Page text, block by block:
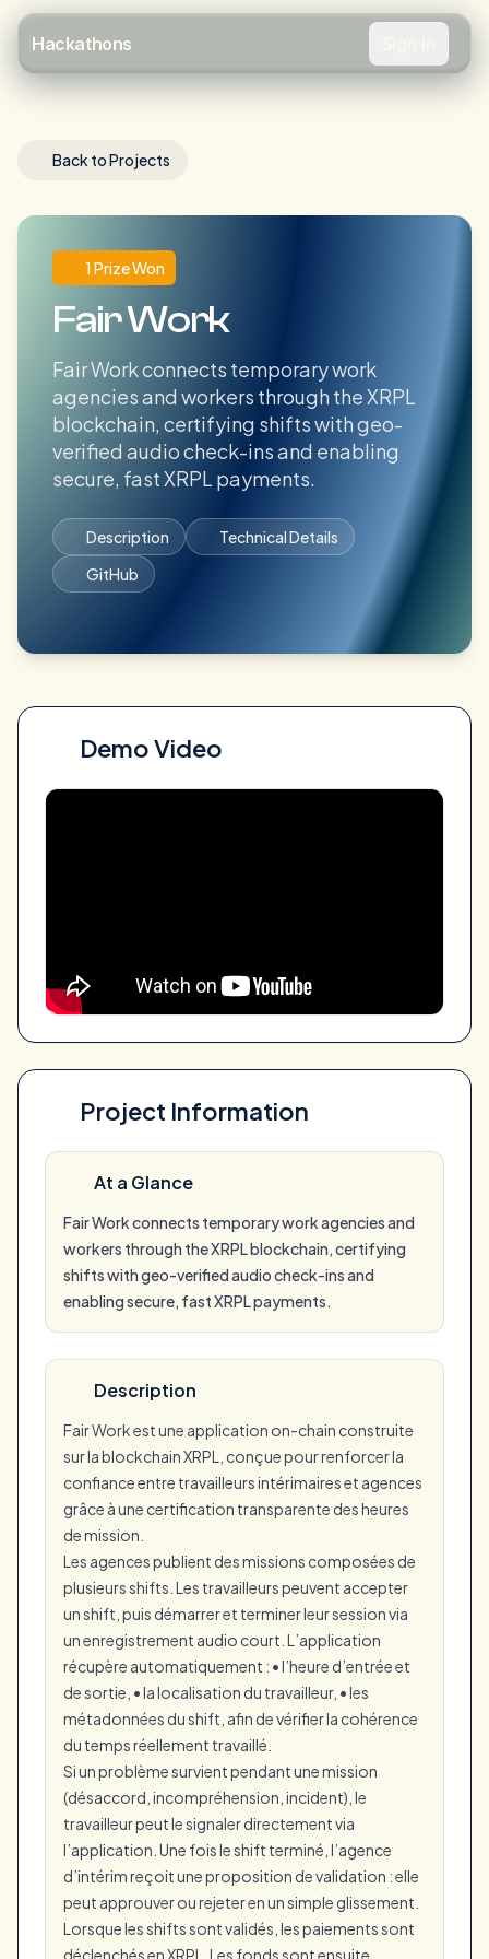
Hackathons
Back to Projects
1 Prize Won
Fair Work
Fair Work connects temporary work
agencies and workers through the XRPL
blockchain, certifying shifts with geo-
verified audio check-ins and enabling
secure, fast XRPL payments.
Description
Technical Details
GitHub
Demo Video
Project Information
At a Glance
Fair Work connects temporary work agencies and
workers through the XRPL blockchain, certifying
shifts with geo-verified audio check-ins and
enabling secure, fast XRPL payments.
Description
Fair Work est une application on-chain construite
sur la blockchain XRPL, conçue pour renforcer la
confiance entre travailleurs intérimaires et agences
grâce à une certification transparente des heures
de mission.
Les agences publient des missions composées de
plusieurs shifts. Les travailleurs peuvent accepter
un shift, puis démarrer et terminer leur session via
un enregistrement audio court. L’application
récupère automatiquement : • l’heure d’entrée et
de sortie, • la localisation du travailleur, • les
métadonnées du shift, afin de vérifier la cohérence
du temps réellement travaillé.
Si un problème survient pendant une mission
(désaccord, incompréhension, incident), le
travailleur peut le signaler directement via
l’application. Une fois le shift terminé, l’agence
d’intérim reçoit une proposition de validation : elle
peut approuver ou rejeter en un simple glissement.
Lorsque les shifts sont validés, les paiements sont
déclenchés en XRPL. Les fonds sont ensuite